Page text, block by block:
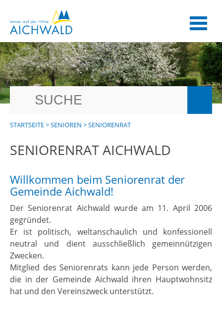
STARTSEITE>SENIOREN >SENIORENRAT
SENIORENRAT AICHWALD
Willkommen beim Seniorenrat der
Gemeinde Aichwald!
Der Seniorenrat Aichwald wurde am 11. April 2006
gegründet.
Er ist politisch, weltanschaulich und konfessionell
neutral und dient ausschließlich gemeinnützigen
Zwecken.
Mitglied des Seniorenrats kann jede Person werden,
die in der Gemeinde Aichwald ihren Hauptwohnsitz
hat und den Vereinszweck unterstützt.